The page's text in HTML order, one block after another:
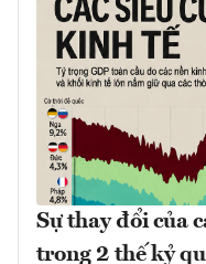
Sự thay đổi của
trong 2 thế kỷ